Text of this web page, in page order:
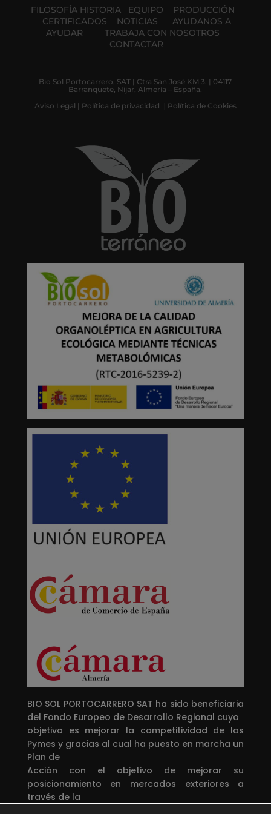
FILOSOFÍA HISTORIA EQUIPO
PRODUCCIÓN
CERTIFICADOS
NOTICIAS
AYUDANOS A
AYUDAR
TRABAJA CON NOSOTROS
CONTACTAR
Bio Sol Portocarrero, SAT | Ctra San José KM 3. | 04117
Barranquete, Nijar, Almería – España.
Aviso Legal | Política de privacidad Política de Cookies
BIO SOL PORTOCARRERO SAT ha sido beneficiaria
del Fondo Europeo de Desarrollo Regional cuyo
objetivo es mejorar la competitividad de las
Pymes y gracias al cual ha puesto en marcha un
Plan de
Acción con el objetivo de mejorar su
posicionamiento en mercados exteriores a
través de la